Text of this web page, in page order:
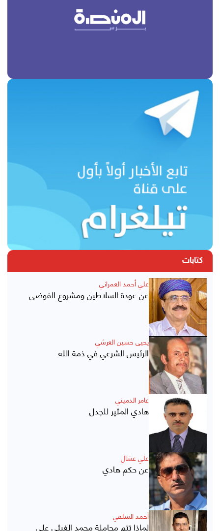
كتابات
علي أحمد العمراني
عن عودة السلاطين ومشروع الفوضى
يحيى حسين العرشي
الرئيس الشرعي في ذمة الله
عامر الدميني
هادي المثير للجدل
علي عشال
عن حكم هادي
أحمد الشلفي
لماذا تتم مجاملة محمد الغيثي على